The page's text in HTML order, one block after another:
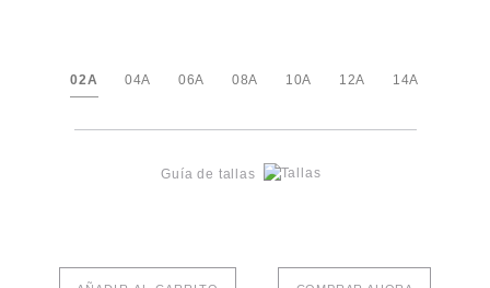
02A 04A 06A 08A 10A 12A 14A
Guía de tallas